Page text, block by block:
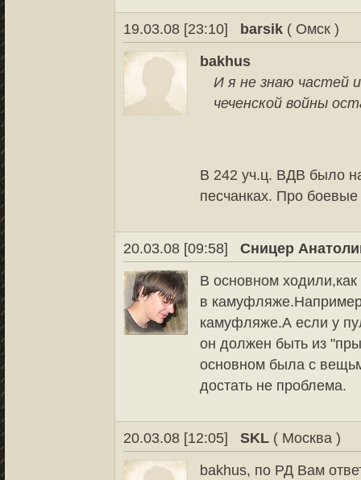
19.03.08 [23:10] barsik ( Омск )
bakhus
И я не знаю частей
чеченской войны
В 242 уч.ц. ВДВ было
песчанках. Про
20.03.08 [09:58]
Сницер
В основном
в
камуфляже.А если у
он должен быть из
основном была с
достать не проблема.
20.03.08 [12:05] SKL ( Москва )
bakhus, по РД Вам